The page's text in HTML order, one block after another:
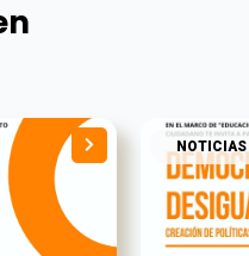
NOTICIAS